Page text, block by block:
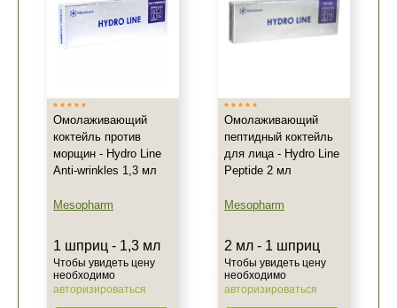
Омолаживающий
коктейль против
морщин - Hydro Line
Anti-wrinkles 1,3 мл
Mesopharm
1 шприц - 1,3 мл
Чтобы увидеть цену
необходимо
авторизироваться
Омолаживающий
пептидный коктейль
для лица - Hydro Line
Peptide 2 мл
Mesopharm
2 мл - 1 шприц
Чтобы увидеть цену
необходимо
авторизироваться